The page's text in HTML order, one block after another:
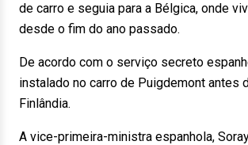
de carro e seguia para a Bélgica, onde
desde o fim do ano passado.
De acordo com o serviço secreto
instalado no carro de Puigdemont antes
Finlândia.
A vice-primeira-ministra espanhola,